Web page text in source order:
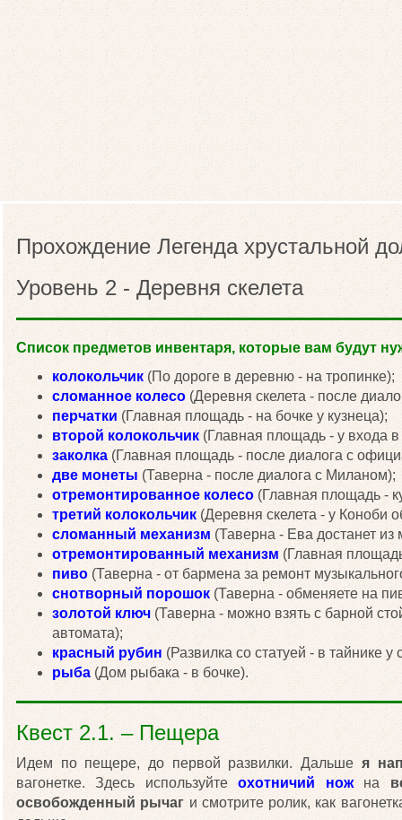
Прохождение Легенда хрустальной
Уровень 2 - Деревня скелета
Список предметов инвентаря, которые вам будут
колокольчик (По дороге в деревню - на тропинке);
сломанное колесо (Деревня скелета - после
перчатки (Главная площадь - на бочке у кузнеца);
второй колокольчик(Главная площадь - у входа в
заколка (Главная площадь - после диалога с
две монеты (Таверна - после диалога с Миланом);
отремонтированное колесо (Главная площадь -
третий колокольчик (Деревня скелета - у Коноби
сломанный механизм (Таверна - Ева достанет из
отремонтированный механизм (Главная
пиво (Таверна - от бармена за ремонт
снотворный порошок (Таверна - обменяете на
золотой ключ (Таверна - можно взять с барной
автомата);
красный рубин (Развилка со статуей - в тайнике
рыба (Дом рыбака - в бочке).
Квест 2.1. – Пещера
Идем по пещере, до первой развилки. Дальше я
вагонетке. Здесь используйтеохотничий ножна
освобожденный рычаг и смотрите ролик, как